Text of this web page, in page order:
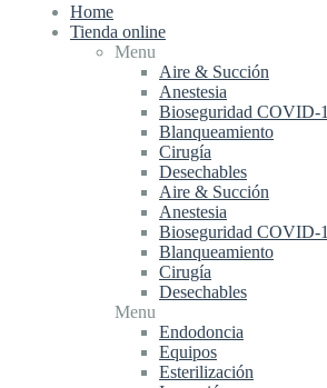
Home
Tienda online
Menu
Aire & Succión
Anestesia
Bioseguridad COVID-
Blanqueamiento
Cirugía
Desechables
Aire & Succión
Anestesia
Bioseguridad COVID-
Blanqueamiento
Cirugía
Desechables
Menu
Endodoncia
Equipos
Esterilización